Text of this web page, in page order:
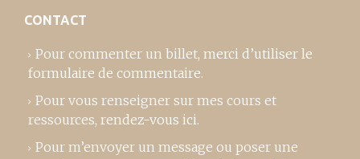
CONTACT
Pour commenter un billet, merci d’utiliser le
formulaire de commentaire.
Pour vous renseigner sur mes cours et
ressources, rendez-vous ici.
Pour m’envoyer un message ou poser une